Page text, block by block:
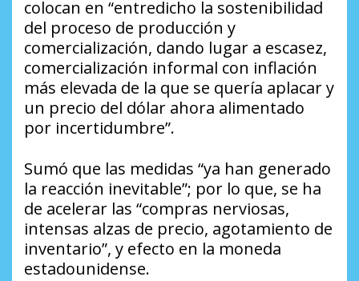
colocan en “entredicho la sostenibilidad
del proceso de producción y
comercialización, dando lugar a escasez,
comercialización informal con inflación
más elevada de la que se quería aplacar y
un precio del dólar ahora alimentado
por incertidumbre”.
Sumó que las medidas “ya han generado
la reacción inevitable”; por lo que, se ha
de acelerar las “compras nerviosas,
intensas alzas de precio, agotamiento de
inventario”, y efecto en la moneda
estadounidense.